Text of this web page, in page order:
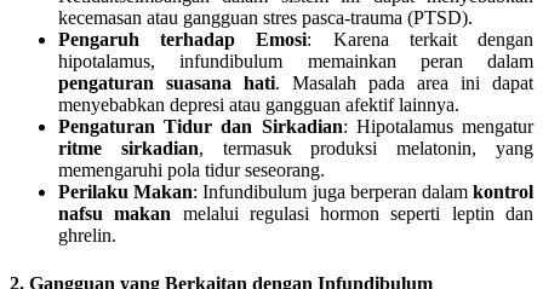
kecemasan atau gangguan stres pasca-trauma (PTSD).
Pengaruh terhadap Emosi: Karena terkait dengan
hipotalamus, infundibulum memainkan peran dalam
pengaturan suasana hati. Masalah pada area ini dapat
menyebabkan depresi atau gangguan afektif lainnya.
Pengaturan Tidur dan Sirkadian: Hipotalamus mengatur
ritme sirkadian, termasuk produksi melatonin, yang
memengaruhi pola tidur seseorang.
Perilaku Makan: Infundibulum juga berperan dalamkontrol
nafsu makan melalui regulasi hormon seperti leptin dan
ghrelin.
2. Gangguan yang Berkaitan dengan Infundibulum